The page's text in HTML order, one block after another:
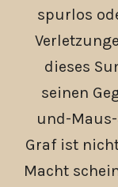
spurlos
dieses
seinen
und-
Graf ist
Macht